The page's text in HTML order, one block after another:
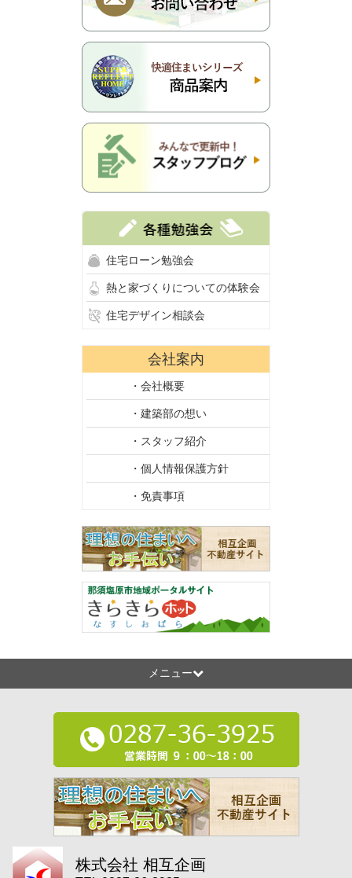
住宅ローン勉強会
熱と家づくりについての体験会
住宅デザイン相談会
会社案内
・会社概要
・建築部の想い
・スタッフ紹介
・個人情報保護方針
・免責事項
メニュー
株式会社 相互企画